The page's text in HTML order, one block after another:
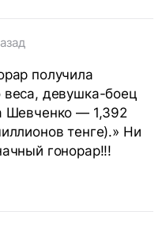
получила
веса, девушка-боец
Шевченко — 1,392
тенге).» Ни
гонорар!!!